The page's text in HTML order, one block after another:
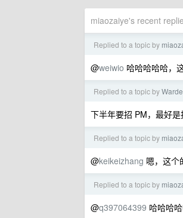
miaozaiye's recent
Replied to a topic by
@weiwio 哈哈哈哈哈，
Replied to a topic by
下半年要招 PM，最好
Replied to a topic by
@keikeizhang 嗯，这个
Replied to a topic by
@q397064399 哈哈哈